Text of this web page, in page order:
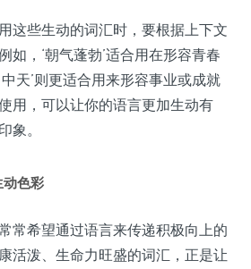
这些生动的词汇时，要根据上下文
如，‘朝气蓬勃’适合用在形容青春
天’则更适合用来形容事业或成就
用，可以让你的语言更加生动有
象。
动色彩
常希望通过语言来传递积极向上的
活泼、生命力旺盛的词汇，正是让